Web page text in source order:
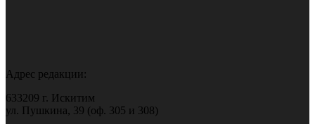
Адрес редакции:
633209 г. Искитим
ул. Пушкина, 39 (оф. 305 и 308)